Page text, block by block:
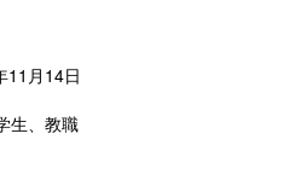
11月14日
生、教職